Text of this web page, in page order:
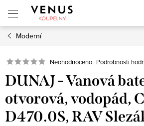
obsah
Moderní
Neohodnoceno Podrobnosti
DUNAJ - Vanová
otvorová, vodopád,
D470.0S, RAV